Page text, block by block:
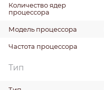
Количество ядер
процессора
Модель процессора
Частота процессора
Тип